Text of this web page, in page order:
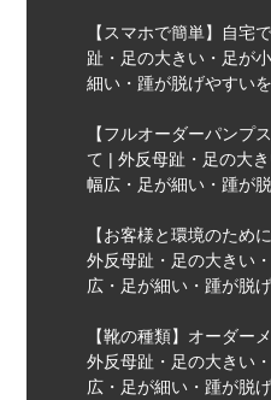
【スマホで簡単】自宅
趾・足の大きい・足が
細い・踵が脱げやすい
【フルオーダーパンプ
て | 外反母趾・足の大
幅広・足が細い・踵が
【お客様と環境のため
外反母趾・足の大きい
広・足が細い・踵が脱
【靴の種類】オーダー
外反母趾・足の大きい
広・足が細い・踵が脱